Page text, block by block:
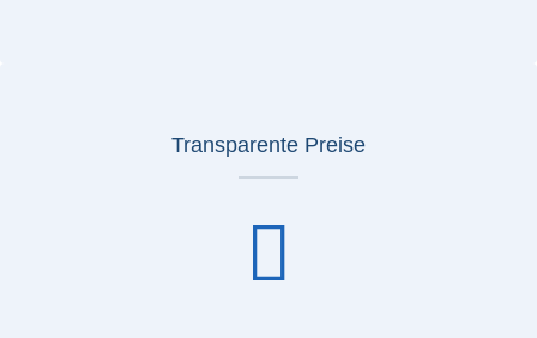
Transparente Preise